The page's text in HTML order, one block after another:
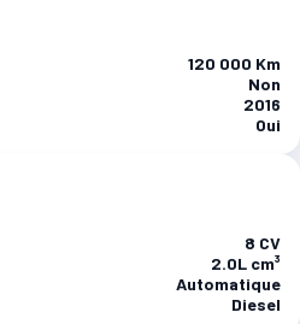
120 000 Km
Non
2016
Oui
8 CV
2.0L cm³
Automatique
Diesel